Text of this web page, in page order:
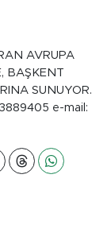
AVRUPA
BAŞKENT
SUNUYOR.
e-mail: